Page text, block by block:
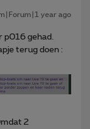
year ago
p016 gehad.
terug doen :
2